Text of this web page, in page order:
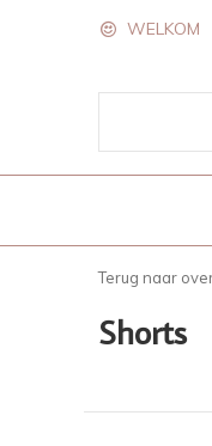
WELKOM
Terug naar
Shorts